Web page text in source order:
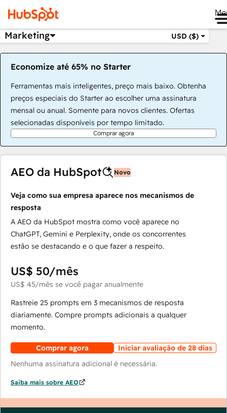
Marketing USD ($)
Economize até 65% no Starter
Ferramentas mais inteligentes, preço mais baixo. Obtenha
preços especiais do Starter ao escolher uma assinatura
mensal ou anual. Somente para novos clientes. Ofertas
selecionadas disponíveis por tempo limitado.
Comprar agora
AEO da HubSpot Novo
Veja como sua empresa aparece nos mecanismos de
resposta
A AEO da HubSpot mostra como você aparece no
ChatGPT, Gemini e Perplexity, onde os concorrentes
estão se destacando e o que fazer a respeito.
US$ 50/mês
US$ 45/mês se você pagar anualmente
Rastreie 25 prompts em 3 mecanismos de resposta
diariamente. Compre prompts adicionais a qualquer
momento.
Comprar agora
Iniciar avaliação de 28 dias
Nenhuma assinatura adicional é necessária.
Saiba mais sobre AEO